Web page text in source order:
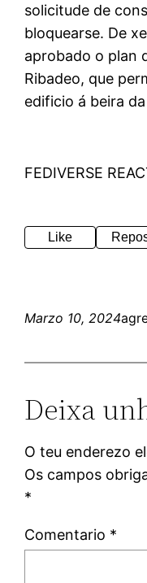
solicitude de
bloquearse. De
aprobado o plan
Ribadeo, que
edificio á beira
FEDIVERSE
Like
Marzo 10, 2024
Deixa
O teu enderezo
Os campos
*
Comentario *